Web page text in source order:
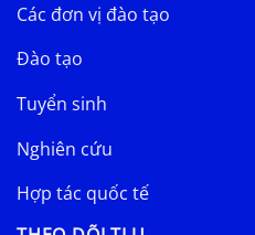
Các đơn vị đào tạo
Đào tạo
Tuyển sinh
Nghiên cứu
Hợp tác quốc tế